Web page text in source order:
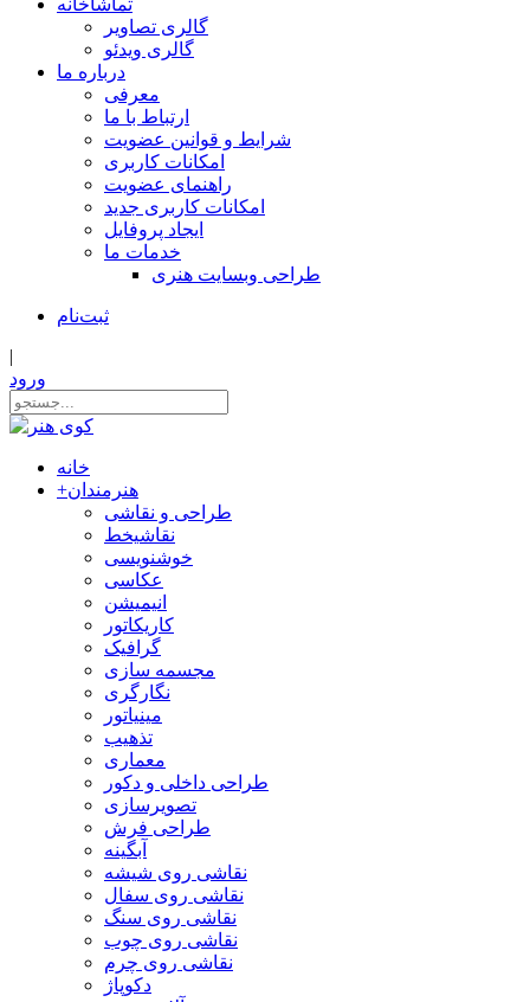
تماشاخانه
گالری تصاویر
گالری ویدئو
درباره ما
معرفی
ارتباط با ما
شرایط و قوانین عضویت
امکانات کاربری
راهنمای عضویت
امکانات کاربری جدید
ایجاد پروفایل
خدمات ما
طراحی وبسایت هنری
ثبت‌نام
|
ورود
خانه
+هنرمندان
طراحی و نقاشی
نقاشیخط
خوشنویسی
عکاسی
انیمیشن
کاریکاتور
گرافیک
مجسمه سازی
نگارگری
مینیاتور
تذهیب
معماری
طراحی داخلی و دکور
تصویرسازی
طراحی فرش
آبگینه
نقاشی روی شیشه
نقاشی روی سفال
نقاشی روی سنگ
نقاشی روی چوب
نقاشی روی چرم
دکوپاژ